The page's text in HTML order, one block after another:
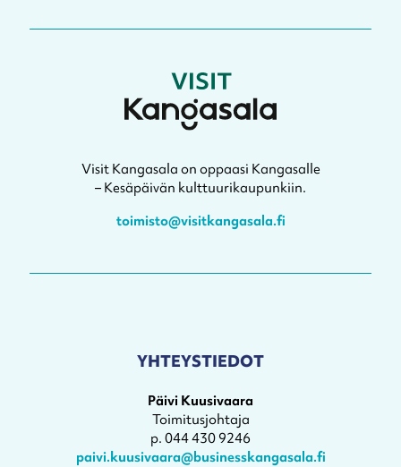
Visit Kangasala on oppaasi Kangasalle
– Kesäpäivän kulttuurikaupunkiin.
toimisto@visitkangasala.fi
YHTEYSTIEDOT
Päivi Kuusivaara
Toimitusjohtaja
p. 044 430 9246
paivi.kuusivaara@businesskangasala.fi